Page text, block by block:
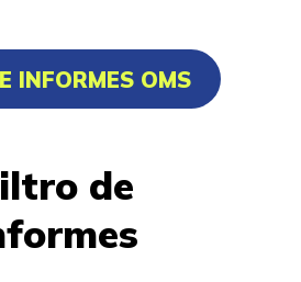
de
auxiliar
informático de A+
INFORMES OMS
de